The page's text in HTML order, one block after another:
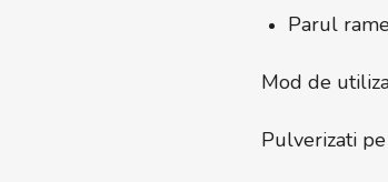
Parul
Mod de
Pulverizati